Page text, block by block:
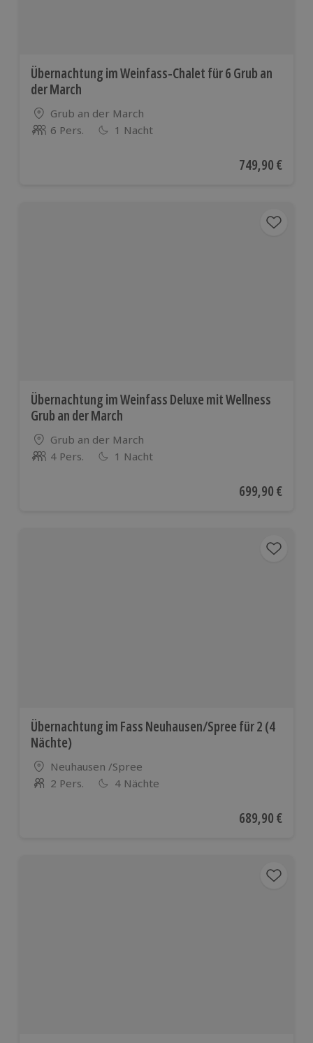
Übernachtung im Weinfass-Chalet für 6 Grub an
der March
Standort
Grub an der March
Anzahl der Teilnehmer
6 Pers. 1 Nacht
Aktueller Preis
749,90 €
Übernachtung im Weinfass Deluxe mit Wellness
Grub an der March
Standort
Grub an der March
Anzahl der Teilnehmer
4 Pers. 1 Nacht
Aktueller Preis
699,90 €
Übernachtung im Fass Neuhausen/Spree für 2 (4
Nächte)
Standort
Neuhausen /Spree
Anzahl der Teilnehmer
2 Pers. 4 Nächte
Aktueller Preis
689,90 €